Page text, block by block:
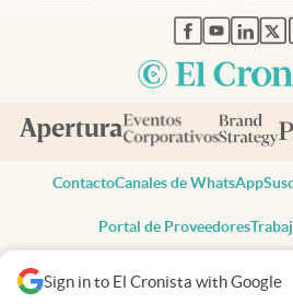
Sign in to El Cronista with Google
abre enabre en
abre
ContactoCanales de WhatsApp
Portal de Proveedores
Todos los derechos